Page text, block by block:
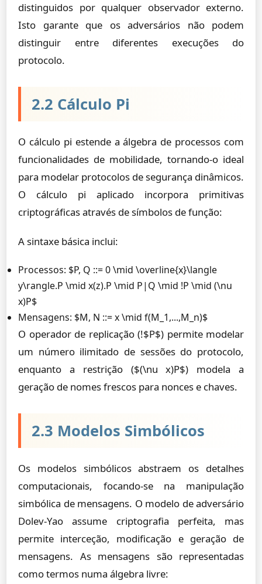
distinguidos por qualquer observador externo.
Isto garante que os adversários não podem
distinguir entre diferentes execuções do
protocolo.
2.2 Cálculo Pi
O cálculo pi estende a álgebra de processos com
funcionalidades de mobilidade, tornando-o ideal
para modelar protocolos de segurança dinâmicos.
O cálculo pi aplicado incorpora primitivas
criptográficas através de símbolos de função:
A sintaxe básica inclui:
Processos: $P, Q ::= 0 \mid \overline{x}\langle
y\rangle.P \mid x(z).P \mid P|Q \mid !P \mid (\nu
x)P$
Mensagens: $M, N ::= x \mid f(M_1,...,M_n)$
O operador de replicação (!$P$) permite modelar
um número ilimitado de sessões do protocolo,
enquanto a restrição ($(\nu x)P$) modela a
geração de nomes frescos para nonces e chaves.
2.3 Modelos Simbólicos
Os modelos simbólicos abstraem os detalhes
computacionais, focando-se na manipulação
simbólica de mensagens. O modelo de adversário
Dolev-Yao assume criptografia perfeita, mas
permite interceção, modificação e geração de
mensagens. As mensagens são representadas
como termos numa álgebra livre: